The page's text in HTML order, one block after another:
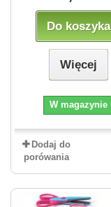
Do koszyka
Więcej
W magazynie
Dodaj do
porówania